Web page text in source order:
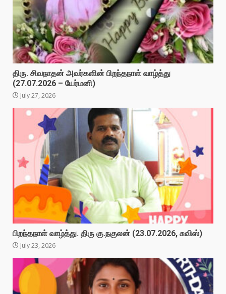
திரு. சிவநாதன் அவர்களின் பிறந்தநாள் வாழ்த்து
(27.07.2026 – யேர்மனி)
July 27, 2026
பிறந்தநாள் வாழ்த்து. திரு கு.நகுலன் (23.07.2026, சுவிஸ்)
July 23, 2026